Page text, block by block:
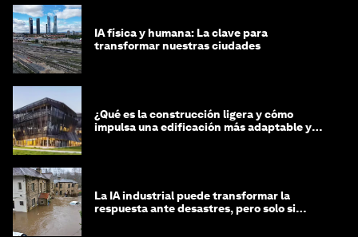
IA física y humana: La clave para
transformar nuestras ciudades
¿Qué es la construcción ligera y cómo
impulsa una edificación más adaptable y
La IA industrial puede transformar la
respuesta ante desastres, pero solo si